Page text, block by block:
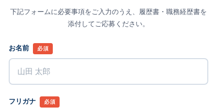
下記フォームに必要事項をご入力のうえ、履歴書・職務経歴書を
添付してご応募ください。
お名前 必須
フリガナ 必須